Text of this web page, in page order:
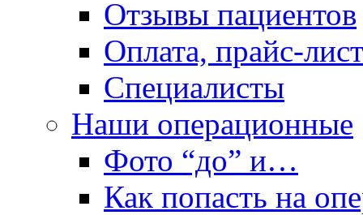
Отзывы пациентов
Оплата, прайс-лист
Специалисты
Наши операционные
Фото “до” и…
Как попасть на